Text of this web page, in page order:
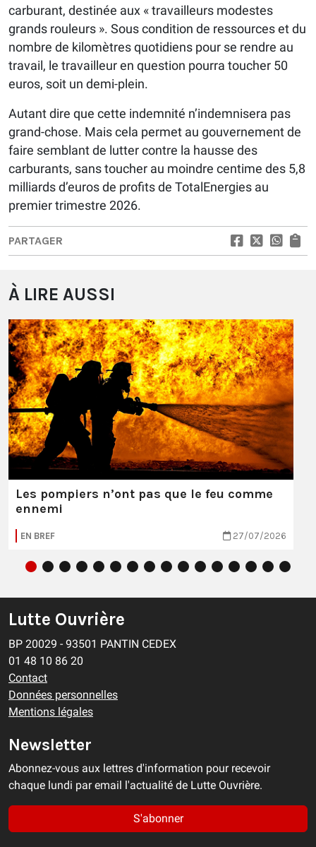
carburant, destinée aux « travailleurs modestes
grands rouleurs ». Sous condition de ressources et du
nombre de kilomètres quotidiens pour se rendre au
travail, le travailleur en question pourra toucher 50
euros, soit un demi-plein.
Autant dire que cette indemnité n’indemnisera pas
grand-chose. Mais cela permet au gouvernement de
faire semblant de lutter contre la hausse des
carburants, sans toucher au moindre centime des 5,8
milliards d’euros de profits de TotalEnergies au
premier trimestre 2026.
PARTAGER
À LIRE AUSSI
Les pompiers n’ont pas que le feu comme
ennemi
EN BREF 27/07/2026
Lutte Ouvrière
BP 20029 - 93501 PANTIN CEDEX
01 48 10 86 20
Contact
Données personnelles
Mentions légales
Newsletter
Abonnez-vous aux lettres d'information pour recevoir
chaque lundi par email l'actualité de Lutte Ouvrière.
S'abonner